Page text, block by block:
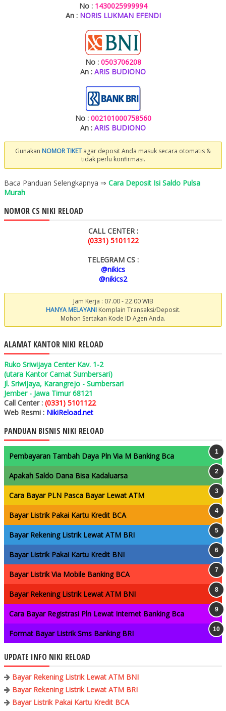
No : 1430025999994
An : NORIS LUKMAN EFENDI
No : 0503706208
An : ARIS BUDIONO
No : 002101000758560
An : ARIS BUDIONO
Gunakan NOMOR TIKET agar deposit Anda masuk secara otomatis &
tidak perlu konfirmasi.
Baca Panduan Selengkapnya ⇒ Cara Deposit Isi Saldo Pulsa
Murah
NOMOR CS NIKI RELOAD
CALL CENTER :
(0331) 5101122
TELEGRAM CS :
@nikics
@nikics2
Jam Kerja : 07.00 - 22.00 WIB
HANYA MELAYANIKomplain Transaksi/Deposit.
Mohon Sertakan Kode ID Agen Anda.
ALAMAT KANTOR NIKI RELOAD
Ruko Sriwijaya Center Kav. 1-2
(utara Kantor Camat Sumbersari)
Jl. Sriwijaya, Karangrejo - Sumbersari
Jember - Jawa Timur 68121
Call Center : (0331) 5101122
Web Resmi : NikiReload.net
PANDUAN BISNIS NIKI RELOAD
Pembayaran Tambah Daya Pln Via M Banking Bca
Apakah Saldo Dana Bisa Kadaluarsa
Cara Bayar PLN Pasca Bayar Lewat ATM
Bayar Listrik Pakai Kartu Kredit BCA
Bayar Rekening Listrik Lewat ATM BRI
Bayar Listrik Pakai Kartu Kredit BNI
Bayar Listrik Via Mobile Banking BCA
Bayar Rekening Listrik Lewat ATM BNI
Cara Bayar Registrasi Pln Lewat Internet Banking Bca
Format Bayar Listrik Sms Banking BRI
UPDATE INFO NIKI RELOAD
Bayar Rekening Listrik Lewat ATM BNI
Bayar Rekening Listrik Lewat ATM BRI
Bayar Listrik Pakai Kartu Kredit BCA